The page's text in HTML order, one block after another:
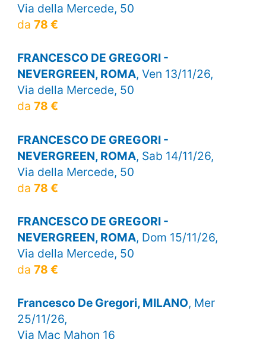
Via della Mercede, 50
da 78 €
FRANCESCO DE GREGORI -
NEVERGREEN, ROMA, Ven 13/11/26,
Via della Mercede, 50
da 78 €
FRANCESCO DE GREGORI -
NEVERGREEN, ROMA, Sab 14/11/26,
Via della Mercede, 50
da 78 €
FRANCESCO DE GREGORI -
NEVERGREEN, ROMA, Dom 15/11/26,
Via della Mercede, 50
da 78 €
Francesco De Gregori, MILANO, Mer
25/11/26,
Via Mac Mahon 16